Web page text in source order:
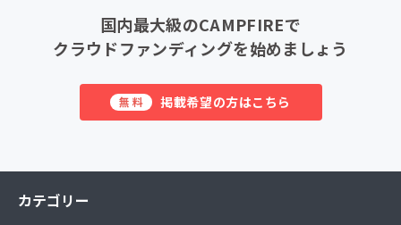
国内最大級のCAMPFIREで
クラウドファンディングを始めましょう
無料 掲載希望の方はこちら
カテゴリー